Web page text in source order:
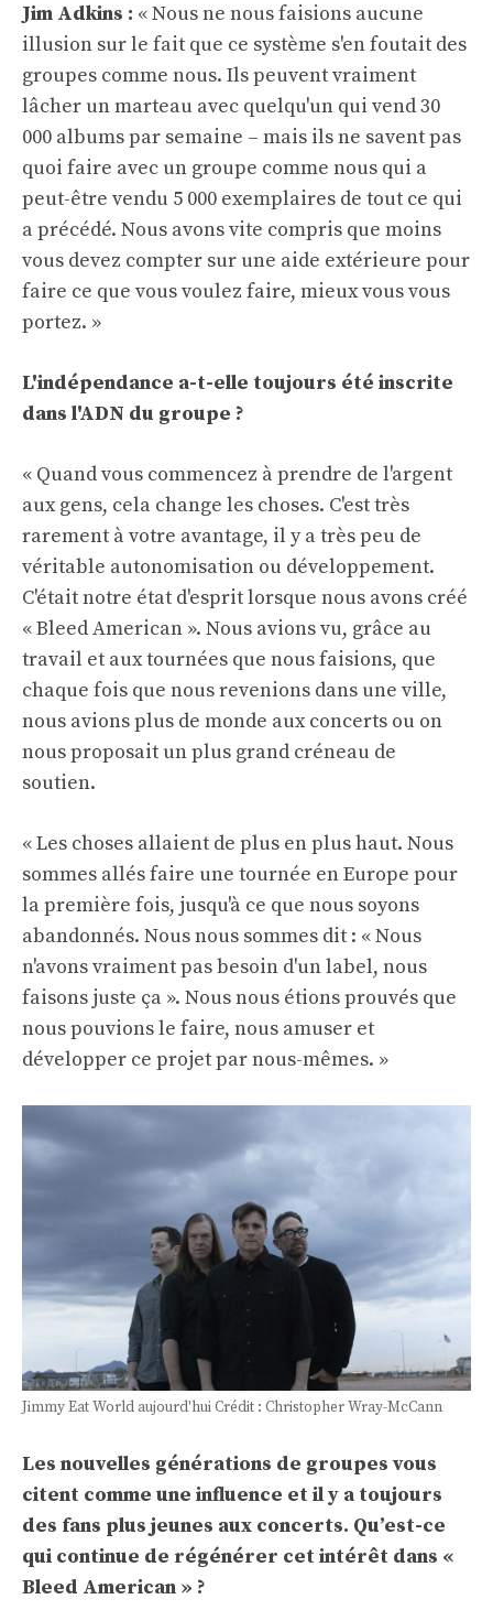
Jim Adkins : « Nous ne nous faisions aucune
illusion sur le fait que ce système s'en foutait des
groupes comme nous. Ils peuvent vraiment
lâcher un marteau avec quelqu'un qui vend 30
000 albums par semaine – mais ils ne savent pas
quoi faire avec un groupe comme nous qui a
peut-être vendu 5 000 exemplaires de tout ce qui
a précédé. Nous avons vite compris que moins
vous devez compter sur une aide extérieure pour
faire ce que vous voulez faire, mieux vous vous
portez. »
L'indépendance a-t-elle toujours été inscrite
dans l'ADN du groupe ?
« Quand vous commencez à prendre de l'argent
aux gens, cela change les choses. C'est très
rarement à votre avantage, il y a très peu de
véritable autonomisation ou développement.
C'était notre état d'esprit lorsque nous avons créé
« Bleed American ». Nous avions vu, grâce au
travail et aux tournées que nous faisions, que
chaque fois que nous revenions dans une ville,
nous avions plus de monde aux concerts ou on
nous proposait un plus grand créneau de
soutien.
« Les choses allaient de plus en plus haut. Nous
sommes allés faire une tournée en Europe pour
la première fois, jusqu'à ce que nous soyons
abandonnés. Nous nous sommes dit : « Nous
n'avons vraiment pas besoin d'un label, nous
faisons juste ça ». Nous nous étions prouvés que
nous pouvions le faire, nous amuser et
développer ce projet par nous-mêmes. »
Jimmy Eat World aujourd'hui Crédit : Christopher Wray-McCann
Les nouvelles générations de groupes vous
citent comme une influence et il y a toujours
des fans plus jeunes aux concerts. Qu’est-ce
qui continue de régénérer cet intérêt dans «
Bleed American » ?